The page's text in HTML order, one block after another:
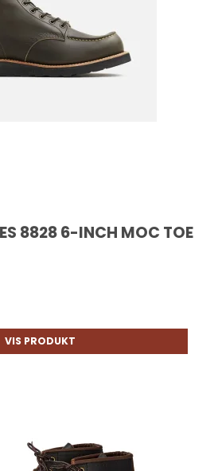
8828 6-INCH MOC TOE
VIS PRODUKT